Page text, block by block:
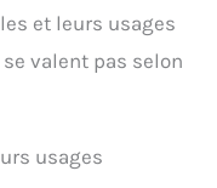
et leurs usages
valent pas selon
usages